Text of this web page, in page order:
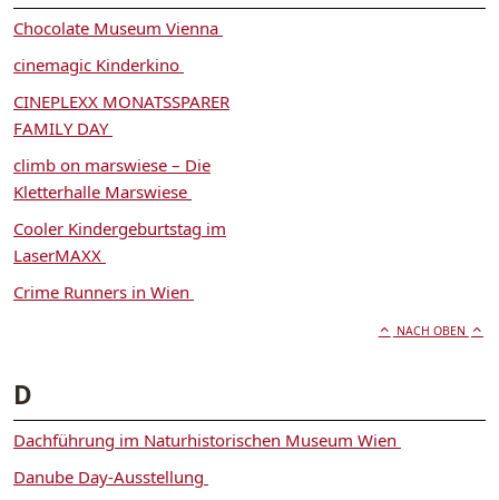
Chocolate Museum Vienna
cinemagic Kinderkino
CINEPLEXX MONATSSPARER
FAMILY DAY
climb on marswiese – Die
Kletterhalle Marswiese
Cooler Kindergeburtstag im
LaserMAXX
Crime Runners in Wien
NACH OBEN
D
Dachführung im Naturhistorischen Museum Wien
Danube Day-Ausstellung